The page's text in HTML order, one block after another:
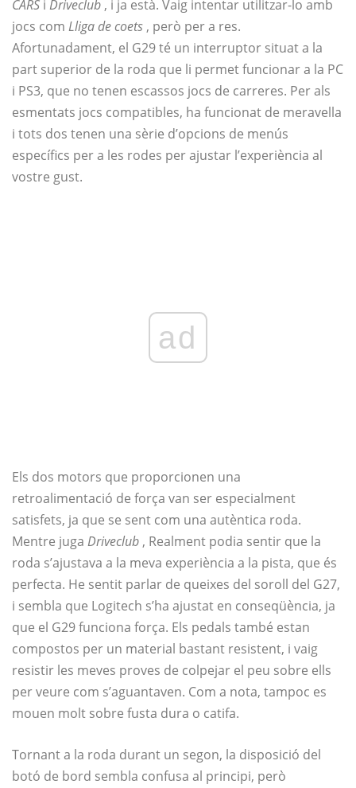
CARS i Driveclub , i ja està. Vaig intentar utilitzar-lo amb
jocs com Lliga de coets , però per a res.
Afortunadament, el G29 té un interruptor situat a la
part superior de la roda que li permet funcionar a la PC
i PS3, que no tenen escassos jocs de carreres. Per als
esmentats jocs compatibles, ha funcionat de meravella
i tots dos tenen una sèrie d’opcions de menús
específics per a les rodes per ajustar l’experiència al
vostre gust.
ad
Els dos motors que proporcionen una
retroalimentació de força van ser especialment
satisfets, ja que se sent com una autèntica roda.
Mentre juga Driveclub , Realment podia sentir que la
roda s’ajustava a la meva experiència a la pista, que és
perfecta. He sentit parlar de queixes del soroll del G27,
i sembla que Logitech s’ha ajustat en conseqüència, ja
que el G29 funciona força. Els pedals també estan
compostos per un material bastant resistent, i vaig
resistir les meves proves de colpejar el peu sobre ells
per veure com s’aguantaven. Com a nota, tampoc es
mouen molt sobre fusta dura o catifa.
Tornant a la roda durant un segon, la disposició del
botó de bord sembla confusa al principi, però